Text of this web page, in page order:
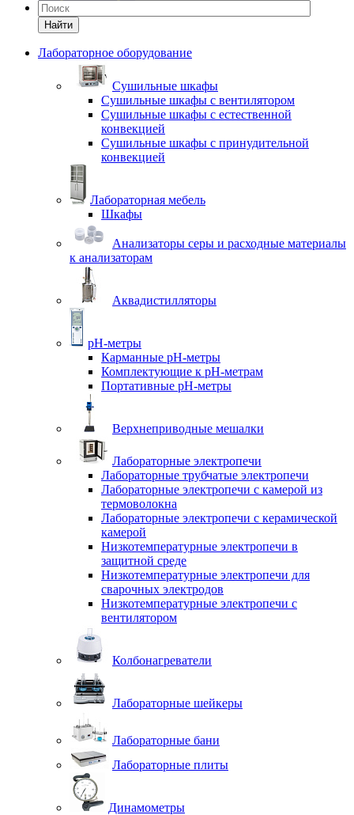
Найти
Лабораторное оборудование
Cушильные шкафы
Сушильные шкафы с вентилятором
Сушильные шкафы с естественной
конвекцией
Сушильные шкафы с принудительной
конвекцией
Лабораторная мебель
Шкафы
Анализаторы серы и расходные материалы
к анализаторам
Аквадистилляторы
pH-метры
Карманные pH-метры
Комплектующие к pH-метрам
Портативные pH-метры
Верхнеприводные мешалки
Лабораторные электропечи
Лабораторные трубчатые электропечи
Лабораторные электропечи с камерой из
термоволокна
Лабораторные электропечи с керамической
камерой
Низкотемпературные электропечи в
защитной среде
Низкотемпературные электропечи для
cварочных электродов
Низкотемпературные электропечи с
вентилятором
Колбонагреватели
Лабораторные шейкеры
Лабораторные бани
Лабораторные плиты
Динамометры